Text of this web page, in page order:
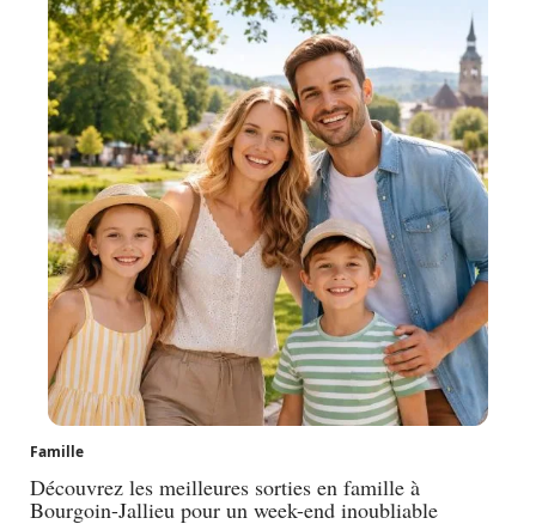
Famille
Découvrez les meilleures sorties en famille à
Bourgoin-Jallieu pour un week-end inoubliable